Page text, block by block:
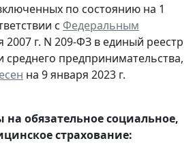
по состоянию на 1
с Федеральным
2007 г. N 209-ФЗ в единый реестр
среднего предпринимательства,
на 9 января 2023 г.
на обязательное социальное,
страхование: